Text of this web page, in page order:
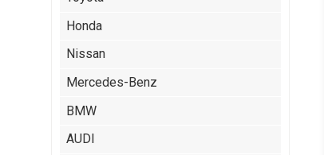
Honda
Nissan
Mercedes-Benz
BMW
AUDI